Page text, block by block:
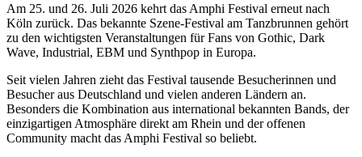
Am 25. und 26. Juli 2026 kehrt das Amphi Festival erneut nach
Köln zurück. Das bekannte Szene-Festival am Tanzbrunnen gehört
zu den wichtigsten Veranstaltungen für Fans von Gothic, Dark
Wave, Industrial, EBM und Synthpop in Europa.
Seit vielen Jahren zieht das Festival tausende Besucherinnen und
Besucher aus Deutschland und vielen anderen Ländern an.
Besonders die Kombination aus international bekannten Bands, der
einzigartigen Atmosphäre direkt am Rhein und der offenen
Community macht das Amphi Festival so beliebt.